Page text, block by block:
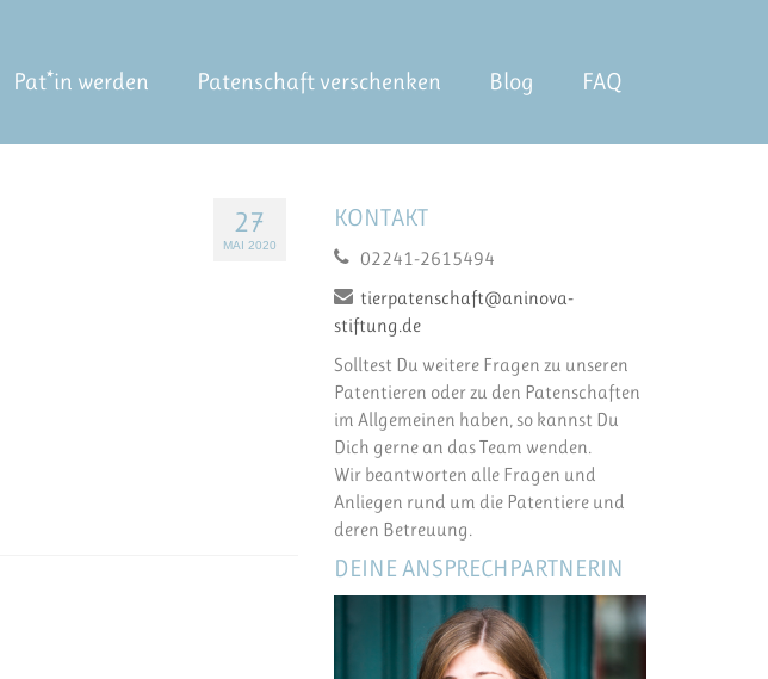
Pat*in werden Patenschaft verschenken Blog FAQ
27
MAI 2020
KONTAKT
02241-2615494
tierpatenschaft@aninova-
stiftung.de
Solltest Du weitere Fragen zu unseren
Patentieren oder zu den Patenschaften
im Allgemeinen haben, so kannst Du
Dich gerne an das Team wenden.
Wir beantworten alle Fragen und
Anliegen rund um die Patentiere und
deren Betreuung.
DEINE ANSPRECHPARTNERIN